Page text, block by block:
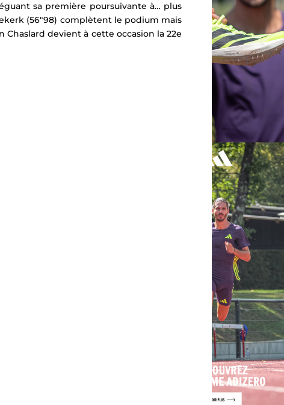
sa première poursuivante à… plus
(56″98) complètent le podium mais
Chaslard devient à cette occasion la 22e